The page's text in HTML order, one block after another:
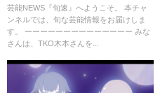
一体何があったのか。その衝撃
の内容に一同驚愕【芸能】
芸能NEWS『旬速』へようこそ。 本チャ
ンネルでは、旬な芸能情報をお届けしま
す。 ーーーーーーーーーーーーーー みな
さんは、TKO木本さんを...